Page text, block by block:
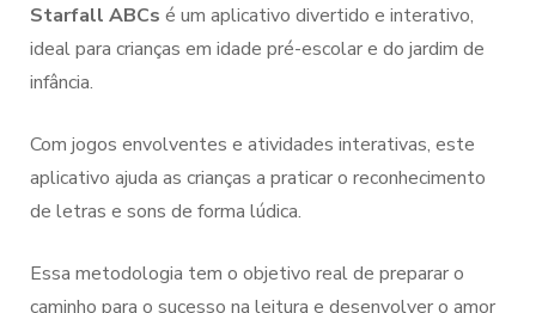
Starfall ABCs é um aplicativo divertido e interativo,
ideal para crianças em idade pré-escolar e do jardim de
infância.
Com jogos envolventes e atividades interativas, este
aplicativo ajuda as crianças a praticar o reconhecimento
de letras e sons de forma lúdica.
Essa metodologia tem o objetivo real de preparar o
caminho para o sucesso na leitura e desenvolver o amor